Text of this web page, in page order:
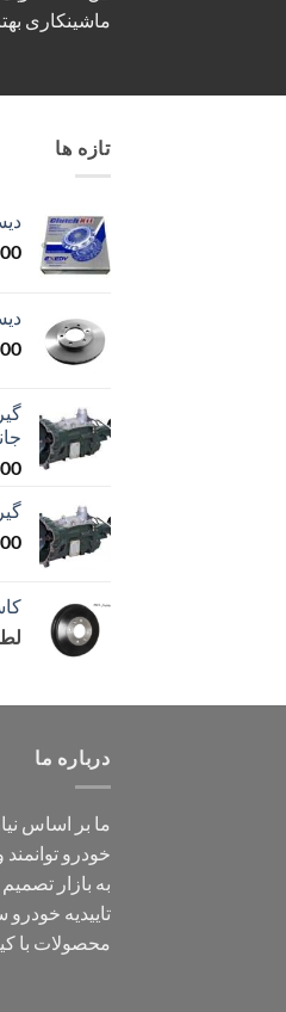
ماشینکاری
تازه ها
گیربکس
درباره ما
ما بر اساس
خودرو
به بازار
تاییدیه خودرو
محصولات با